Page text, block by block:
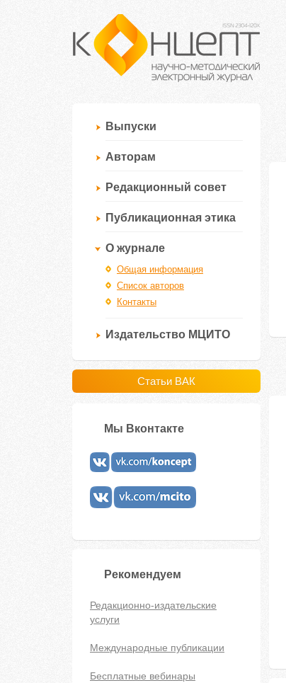
Выпуски
Авторам
Редакционный совет
Публикационная этика
О журнале
Общая информация
Список авторов
Контакты
Издательство МЦИТО
Статьи ВАК
Мы Вконтакте
Рекомендуем
Редакционно-издательские
услуги
Международные публикации
Бесплатные вебинары